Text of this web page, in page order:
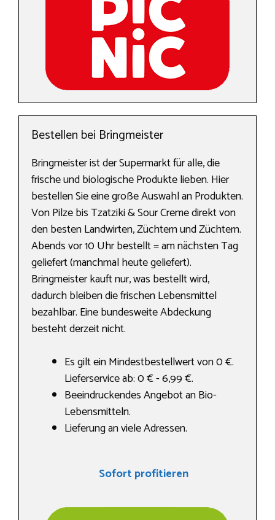
Bestellen bei Bringmeister
Bringmeister ist der Supermarkt für alle, die
frische und biologische Produkte lieben. Hier
bestellen Sie eine große Auswahl an Produkten.
Von Pilze bis Tzatziki & Sour Creme direkt von
den besten Landwirten, Züchtern und Züchtern.
Abends vor 10 Uhr bestellt = am nächsten Tag
geliefert (manchmal heute geliefert).
Bringmeister kauft nur, was bestellt wird,
dadurch bleiben die frischen Lebensmittel
bezahlbar. Eine bundesweite Abdeckung
besteht derzeit nicht.
Es gilt ein Mindestbestellwert von 0 €.
Lieferservice ab: 0 € - 6,99 €.
Beeindruckendes Angebot an Bio-
Lebensmitteln.
Lieferung an viele Adressen.
Sofort profitieren